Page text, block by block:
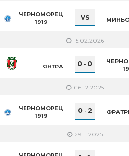
ЧЕРНОМОРЕЦ
1919
VS
15.02.2026
ЯНТРА 0 - 0
06.12.2025
ЧЕРНОМОРЕЦ
1919
0- 2
29.11.2025